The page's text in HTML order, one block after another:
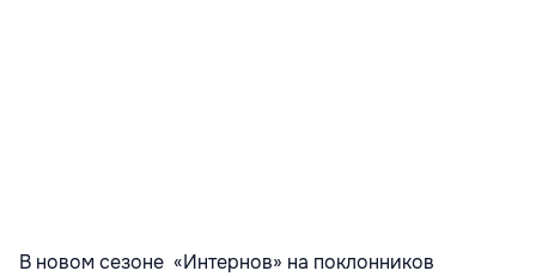
В новом сезоне «Интернов» на поклонников